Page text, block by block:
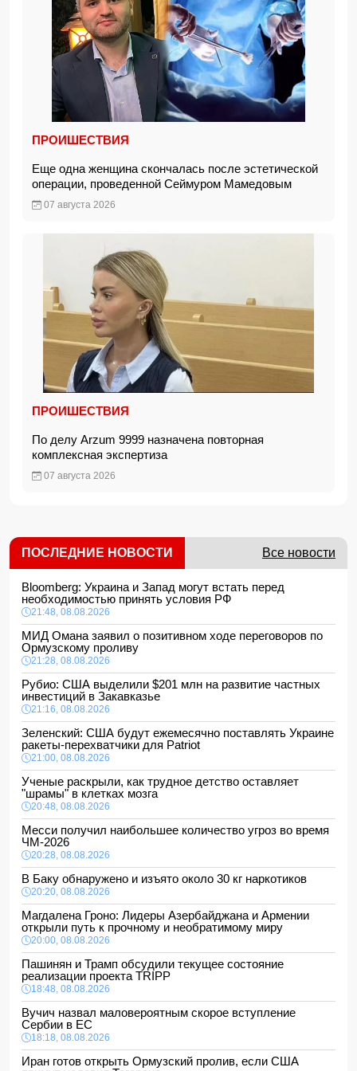
ПРОИШЕСТВИЯ
Еще одна женщина скончалась после эстетической
операции, проведенной Сеймуром Мамедовым
07 августа 2026
ПРОИШЕСТВИЯ
По делу Arzum 9999 назначена повторная
комплексная экспертиза
07 августа 2026
ПОСЛЕДНИЕ НОВОСТИ Все новости
Bloomberg: Украина и Запад могут встать перед
необходимостью принять условия РФ
21:48, 08.08.2026
МИД Омана заявил о позитивном ходе переговоров по
Ормузскому проливу
21:28, 08.08.2026
Рубио: США выделили $201 млн на развитие частных
инвестиций в Закавказье
21:16, 08.08.2026
Зеленский: США будут ежемесячно поставлять Украине
ракеты-перехватчики для Patriot
21:00, 08.08.2026
Ученые раскрыли, как трудное детство оставляет
"шрамы" в клетках мозга
20:48, 08.08.2026
Месси получил наибольшее количество угроз во время
ЧМ-2026
20:28, 08.08.2026
В Баку обнаружено и изъято около 30 кг наркотиков
20:20, 08.08.2026
Магдалена Гроно: Лидеры Азербайджана и Армении
открыли путь к прочному и необратимому миру
20:00, 08.08.2026
Пашинян и Трамп обсудили текущее состояние
реализации проекта TRIPP
18:48, 08.08.2026
Вучич назвал маловероятным скорое вступление
Сербии в ЕС
18:18, 08.08.2026
Иран готов открыть Ормузский пролив, если США